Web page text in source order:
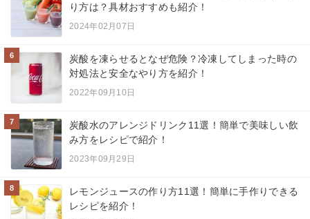
り方は？具材おすすめも紹介！
2024年02月07日
6
炭酸を凍らせるとなぜ危険？冷凍してしまった時の
対処法と安全なやり方を紹介！
2022年09月10日
7
炭酸水のアレンジドリンク11選！簡単で美味しい飲
み方をレシピで紹介！
2023年09月29日
8
レモンジュースの作り方11選！簡単に手作りできる
レシピを紹介！